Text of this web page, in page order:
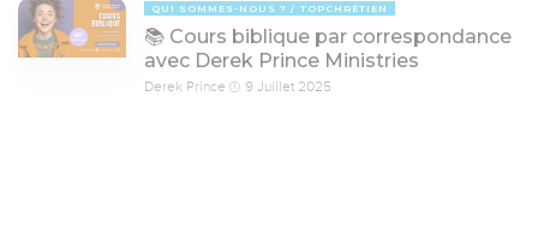
QUI SOMMES-NOUS ? TOPCHRÉTIEN
📚 Cours biblique par correspondance
avec Derek Prince Ministries
Derek Prince 9 Juillet 2025